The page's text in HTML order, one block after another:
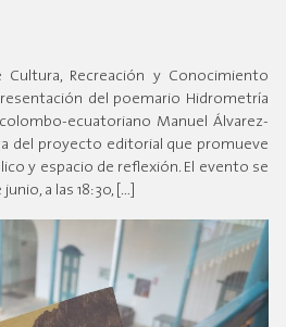
Cultura, Recreación y Conocimiento
del poemario Hidrometría
ecuatoriano Manuel Álvarez-
del proyecto editorial que promueve
y espacio de reflexión. El evento se
a las 18:30, […]